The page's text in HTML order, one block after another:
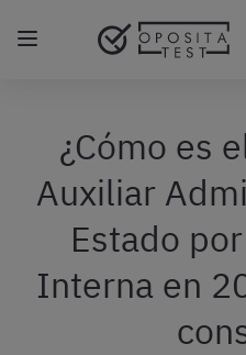
¿Cómo es
Auxiliar
Estado
Interna en